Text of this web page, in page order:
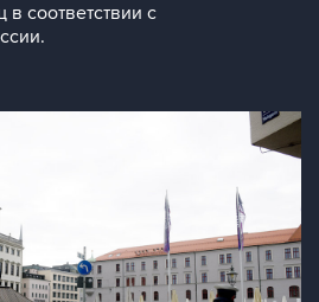
в соответствии с